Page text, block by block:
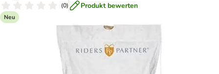
(0) Produkt bewerten
Neu